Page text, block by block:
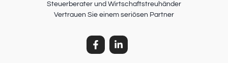
Steuerberater und Wirtschaftstreuhänder
Vertrauen Sie einem seriösen Partner